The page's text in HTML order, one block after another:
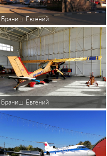
Браниш Евгений
Браниш Евгений